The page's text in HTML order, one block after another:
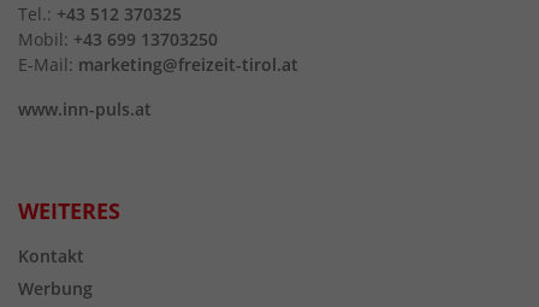
Tel.: +43 512 370325
Mobil: +43 699 13703250
E-Mail: marketing@freizeit-tirol.at
www.inn-puls.at
WEITERES
Kontakt
Werbung